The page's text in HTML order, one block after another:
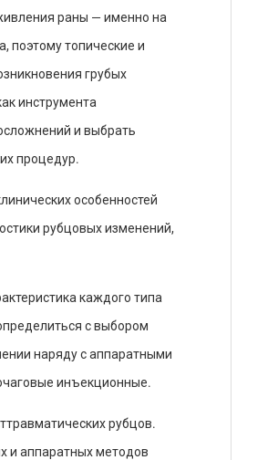
раны — именно на
поэтому топические и
грубых
инструмента
и выбрать
процедур.
особенностей
рубцовых изменений,
каждого типа
с выбором
наряду с аппаратными
инъекционные.
рубцов.
и аппаратных методов